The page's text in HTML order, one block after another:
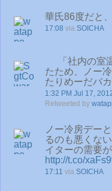
華氏86度だと
17:08 via SOICHA
「社内の
たため、ノー
たりめーだバカ
1:32 PM Jul 17,
Retweeted by
ノー冷房デー
るのも悪くな
イターの需要
http://t.co/
17:11 via SOICHA